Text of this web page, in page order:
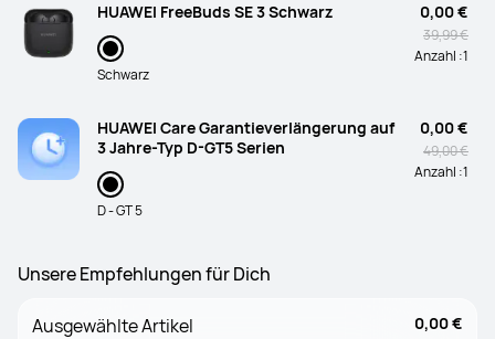
HUAWEI FreeBuds SE 3 Schwarz
Schwarz
0,00 €
39,99 €
Anzahl :1
HUAWEI Care Garantieverlängerung auf
3 Jahre-Typ D-GT5 Serien
D - GT 5
0,00 €
49,00 €
Anzahl :1
Unsere Empfehlungen für Dich
Ausgewählte Artikel 0,00 €